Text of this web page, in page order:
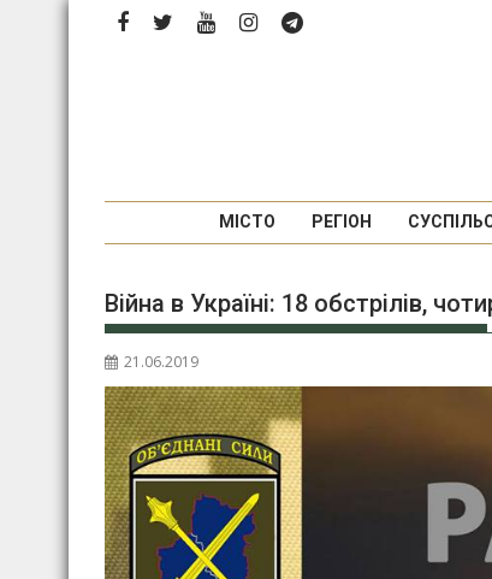
МІСТО РЕГІОН
Війна в Україні: 18 обстрілів,
21.06.2019